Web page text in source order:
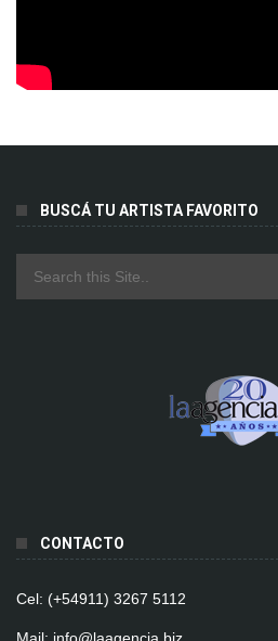
BUSCÁ TU ARTISTA FAVORITO
CONTACTO
Cel: (+54911) 3267 5112